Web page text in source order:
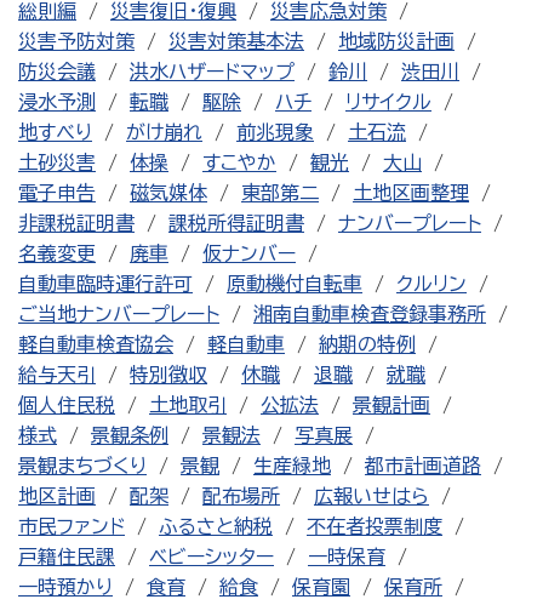
総則編
災害復旧・復興
災害応急対策
災害予防対策
災害対策基本法
地域防災計画
防災会議
洪水ハザードマップ 鈴川
渋田川
浸水予測
転職 駆除 ハチ
リサイクル
地すべり
がけ崩れ 前兆現象
土石流
土砂災害
体操 すこやか 観光
大山
電子申告
磁気媒体 東部第二
土地区画整理
非課税証明書
課税所得証明書
ナンバープレート
名義変更
廃車
仮ナンバー
自動車臨時運行許可
原動機付自転車
クルリン
ご当地ナンバープレート
湘南自動車検査登録事務所
軽自動車検査協会
軽自動車
納期の特例
給与天引
特別徴収 休職 退職
就職
個人住民税
土地取引 公拡法
景観計画
様式
景観条例 景観法
写真展
景観まちづくり
景観 生産緑地
都市計画道路
地区計画
配架 配布場所
広報いせはら
市民ファンド
ふるさと納税
不在者投票制度
戸籍住民課
ベビーシッター
一時保育
一時預かり
食育 給食 保育園
保育所